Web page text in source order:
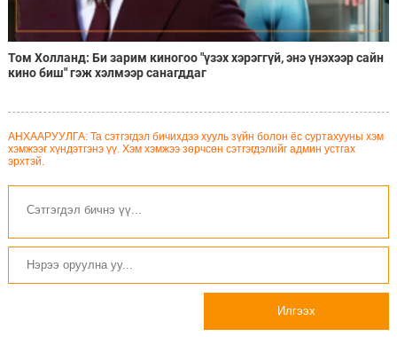
Том Холланд: Би зарим киногоо "үзэх хэрэггүй, энэ үнэхээр сайн
кино биш" гэж хэлмээр санагддаг
АНХААРУУЛГА: Та сэтгэгдэл бичихдээ хууль зүйн болон ёс суртахууны хэм
хэмжээг хүндэтгэнэ үү. Хэм хэмжээ зөрчсөн сэтгэгдэлийг админ устгах
эрхтэй.
Илгээх